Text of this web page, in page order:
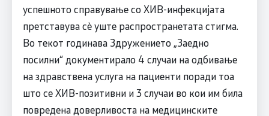
успешното справување со ХИВ-инфекцијата
претставува сè уште распространетата стигма.
Во текот годинава Здружението „Заедно
посилни“ документирало 4 случаи на одбивање
на здравствена услуга на пациенти поради тоа
што се ХИВ-позитивни и 3 случаи во кои им била
повредена доверливоста на медицинските